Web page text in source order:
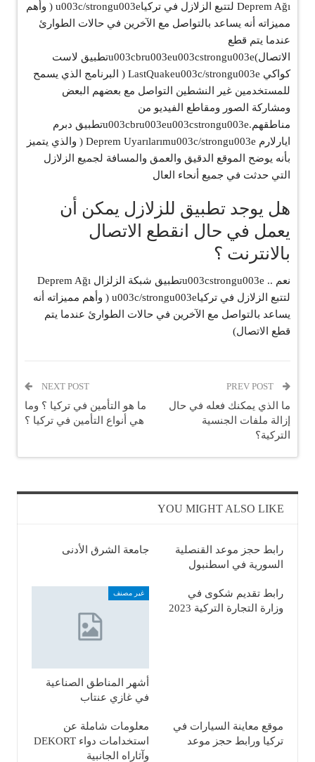
Deprem Ağı لتتبع الزلازل في تركياu003c/strongu003e ( وأهم
مميزاته أنه يساعد بالتواصل مع الآخرين في حالات الطوارئ
عندما يتم قطع
الاتصال)u003cbru003eu003cstrongu003eتطبيق لاست
كواكي LastQuakeu003c/strongu003e ( البرنامج الذي يسمح
للمستخدمين غير النشطين التواصل مع بعضهم البعض
ومشاركة الصور ومقاطع الفيديو من
مناطقهم.u003cbru003eu003cstrongu003eتطبيق دبرم
ايارلارم Deprem Uyarılarımu003c/strongu003e ( والذي يتميز
بأنه يوضح الموقع الدقيق والعمق والمسافة لجميع الزلازل
التي حدثت في جميع أنحاء العال
هل يوجد تطبيق للزلازل يمكن أن
يعمل في حال انقطع الاتصال
بالانترنت ؟
نعم .. u003cstrongu003eتطبيق شبكة الزلزال Deprem Ağı
لتتبع الزلازل في تركياu003c/strongu003e ( وأهم مميزاته أنه
يساعد بالتواصل مع الآخرين في حالات الطوارئ عندما يتم
قطع الاتصال)
ما الذي يمكنك فعله في حال
إزالة ملفات الجنسية
التركية؟
NEXT POST
ما هو التأمين في تركيا ؟ وما
هي أنواع التأمين في تركيا ؟
YOU MIGHT ALSO LIKE
رابط حجز موعد القنصلية
السورية في اسطنبول
جامعة الشرق الأدنى
رابط تقديم شكوى في
وزارة التجارة التركية 2023
غير مصنف
أشهر المناطق الصناعية
في غازي عنتاب
موقع معاينة السيارات في
تركيا ورابط حجز موعد
معلومات شاملة عن
استخدامات دواء DEKORT
وآثاراه الجانبية